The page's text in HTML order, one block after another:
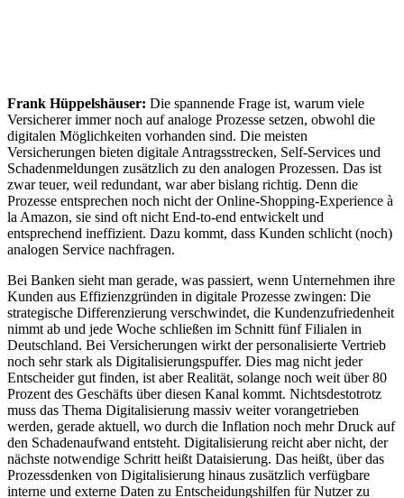
Frank Hüppelshäuser: Die spannende Frage ist, warum viele
Versicherer immer noch auf analoge Prozesse setzen, obwohl die
digitalen Möglichkeiten vorhanden sind. Die meisten
Versicherungen bieten digitale Antragsstrecken, Self-Services und
Schadenmeldungen zusätzlich zu den analogen Prozessen. Das ist
zwar teuer, weil redundant, war aber bislang richtig. Denn die
Prozesse entsprechen noch nicht der Online-Shopping-Experience à
la Amazon, sie sind oft nicht End-to-end entwickelt und
entsprechend ineffizient. Dazu kommt, dass Kunden schlicht (noch)
analogen Service nachfragen.
Bei Banken sieht man gerade, was passiert, wenn Unternehmen ihre
Kunden aus Effizienzgründen in digitale Prozesse zwingen: Die
strategische Differenzierung verschwindet, die Kundenzufriedenheit
nimmt ab und jede Woche schließen im Schnitt fünf Filialen in
Deutschland. Bei Versicherungen wirkt der personalisierte Vertrieb
noch sehr stark als Digitalisierungspuffer. Dies mag nicht jeder
Entscheider gut finden, ist aber Realität, solange noch weit über 80
Prozent des Geschäfts über diesen Kanal kommt. Nichtsdestotrotz
muss das Thema Digitalisierung massiv weiter vorangetrieben
werden, gerade aktuell, wo durch die Inflation noch mehr Druck auf
den Schadenaufwand entsteht. Digitalisierung reicht aber nicht, der
nächste notwendige Schritt heißt Dataisierung. Das heißt, über das
Prozessdenken von Digitalisierung hinaus zusätzlich verfügbare
interne und externe Daten zu Entscheidungshilfen für Nutzer zu